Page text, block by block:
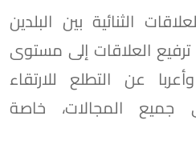
الثنائية بين البلدين
العلاقات إلى مستوى
عن التطلع للارتقاء
المجالات، خاصة